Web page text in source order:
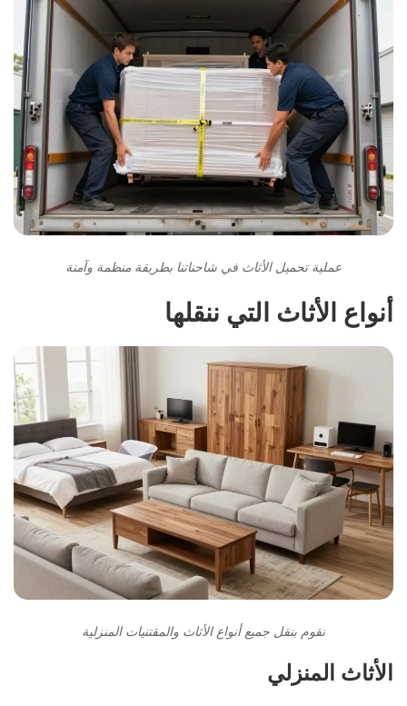
عملية تحميل الأثاث في شاحناتنا بطريقة منظمة وآمنة
أنواع الأثاث التي ننقلها
نقوم بنقل جميع أنواع الأثاث والمقتنيات المنزلية
الأثاث المنزلي